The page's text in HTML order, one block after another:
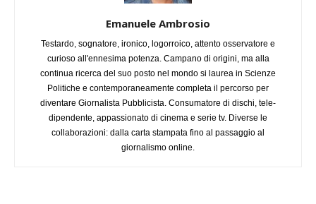
Emanuele Ambrosio
Testardo, sognatore, ironico, logorroico, attento osservatore e
curioso all'ennesima potenza. Campano di origini, ma alla
continua ricerca del suo posto nel mondo si laurea in Scienze
Politiche e contemporaneamente completa il percorso per
diventare Giornalista Pubblicista. Consumatore di dischi, tele-
dipendente, appassionato di cinema e serie tv. Diverse le
collaborazioni: dalla carta stampata fino al passaggio al
giornalismo online.